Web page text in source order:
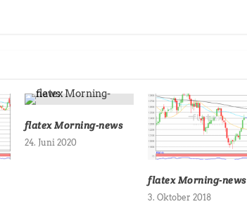
flatex Morning-news
24. Juni 2020
flatex Morning-news
3. Oktober 2018